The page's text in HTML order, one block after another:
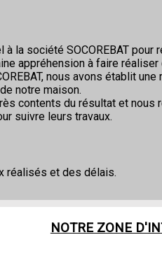
à la société SOCOREBAT
appréhension à faire
nous avons établit
notre maison.
contents du résultat et nous
suivre leurs travaux.
réalisés et des délais.
NOTRE ZONE